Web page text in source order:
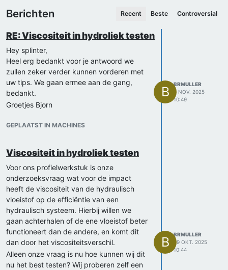
Berichten Recent Beste Controversial
RE: Viscositeit in hydroliek testen
Hey splinter,
Heel erg bedankt voor je antwoord we
zullen zeker verder kunnen vorderen met
uw tips. We gaan ermee aan de gang,
bedankt.
Groetjes Bjorn
GEPLAATST IN MACHINES
B
BRMULLER
6 NOV. 2025
10:49
Viscositeit in hydroliek testen
Voor ons profielwerkstuk is onze
onderzoeksvraag wat voor de impact
heeft de viscositeit van de hydraulisch
vloeistof op de efficiëntie van een
hydraulisch systeem. Hierbij willen we
gaan achterhalen of de ene vloeistof beter
functioneert dan de andere, en komt dit
dan door het viscositeitsverschil.
Alleen onze vraag is nu hoe kunnen wij dit
nu het best testen? Wij proberen zelf een
B
BRMULLER
29 OKT. 2025
10:44